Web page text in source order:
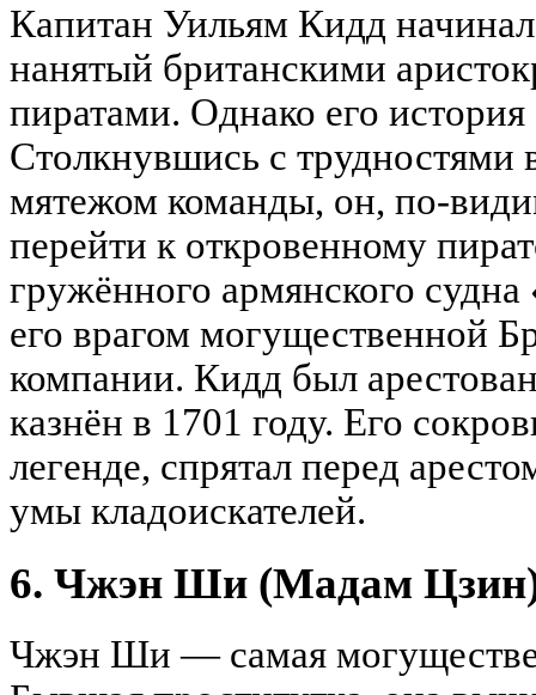
Капитан Уильям Кидд
нанятый британскими
пиратами. Однако его история
Столкнувшись с трудностями
мятежом команды, он, по-
перейти к откровенному
гружённого армянского
его врагом могущественной
компании. Кидд был
казнён в 1701 году. Его
легенде, спрятал перед
умы кладоискателей.
6. Чжэн Ши (Мадам
Чжэн Ши — самая